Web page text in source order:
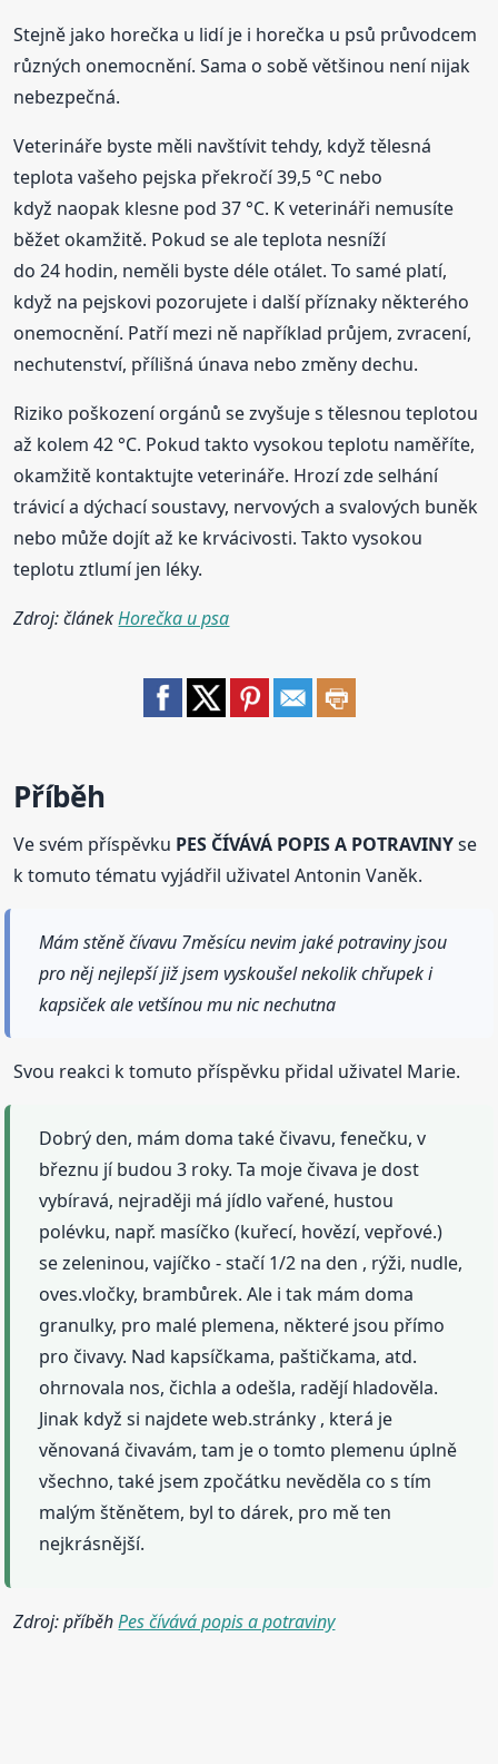
Stejně jako horečka u lidí je i horečka u psů průvodcem
různých onemocnění. Sama o sobě většinou není nijak
nebezpečná.
Veterináře byste měli navštívit tehdy, když tělesná
teplota vašeho pejska překročí 39,5 °C nebo
když naopak klesne pod 37 °C. K veterináři nemusíte
běžet okamžitě. Pokud se ale teplota nesníží
do 24 hodin, neměli byste déle otálet. To samé platí,
když na pejskovi pozorujete i další příznaky některého
onemocnění. Patří mezi ně například průjem, zvracení,
nechutenství, přílišná únava nebo změny dechu.
Riziko poškození orgánů se zvyšuje s tělesnou teplotou
až kolem 42 °C. Pokud takto vysokou teplotu naměříte,
okamžitě kontaktujte veterináře. Hrozí zde selhání
trávicí a dýchací soustavy, nervových a svalových buněk
nebo může dojít až ke krvácivosti. Takto vysokou
teplotu ztlumí jen léky.
Zdroj: článekHorečka u psa
Příběh
Ve svém příspěvku PES ČÍVÁVÁ POPIS A POTRAVINYse
k tomuto tématu vyjádřil uživatel Antonin Vaněk.
Mám stěně čívavu 7měsícu nevim jaké potraviny jsou
pro něj nejlepší již jsem vyskoušel nekolik chřupek i
kapsiček ale vetšínou mu nic nechutna
Svou reakci k tomuto příspěvku přidal uživatel Marie.
Dobrý den, mám doma také čivavu, fenečku, v
březnu jí budou 3 roky. Ta moje čivava je dost
vybíravá, nejraději má jídlo vařené, hustou
polévku, např. masíčko (kuřecí, hovězí, vepřové.)
se zeleninou, vajíčko - stačí 1/2 na den , rýži, nudle,
oves.vločky, brambůrek. Ale i tak mám doma
granulky, pro malé plemena, některé jsou přímo
pro čivavy. Nad kapsíčkama, paštičkama, atd.
ohrnovala nos, čichla a odešla, radějí hladověla.
Jinak když si najdete web.stránky , která je
věnovaná čivavám, tam je o tomto plemenu úplně
všechno, také jsem zpočátku nevěděla co s tím
malým štěnětem, byl to dárek, pro mě ten
nejkrásnější.
Zdroj: příběhPes čívává popis a potraviny